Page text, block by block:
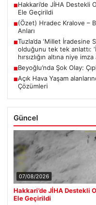
■Hakkari’de JİHA Destekli
Ele Geçirildi
■(Özet) Hradec Kralove –
Anları
■Tuzla’da ‘Millet İradesine
olduğunu tek tek anlattı:
hırsızlığın altına niye imza
■Beyoğlu’nda Şok Olay:
■Açık Hava Yaşam
Çözümleri
Güncel
07/08/2026
Hakkari’de JİHA Destekli
Ele Geçirildi